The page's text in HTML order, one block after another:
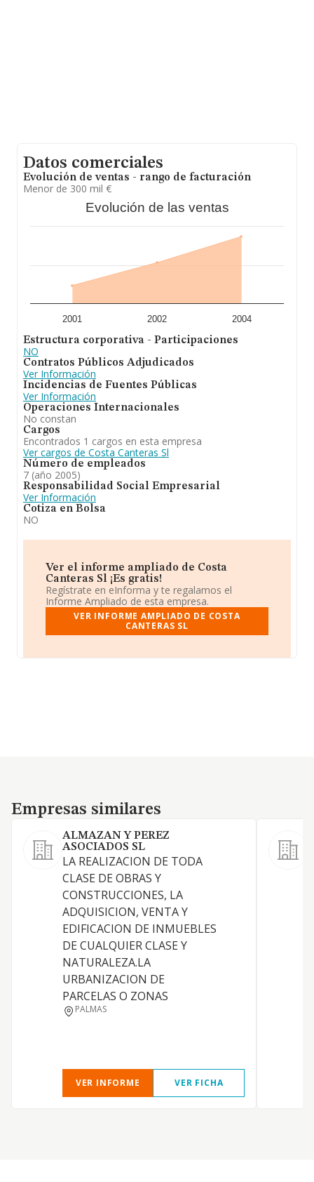
Datos comerciales
Evolución de ventas - rango de facturación
Menor de 300 mil €
Evolución de las ventas
2001 2002 2004
Estructura corporativa - Participaciones
NO
Contratos Públicos Adjudicados
Ver Información
Incidencias de Fuentes Públicas
Ver Información
Operaciones Internacionales
No constan
Cargos
Encontrados 1 cargos en esta empresa
Ver cargos de Costa Canteras Sl
Número de empleados
7 (año 2005)
Responsabilidad Social Empresarial
Ver Información
Cotiza en Bolsa
NO
Ver el informe ampliado de Costa
Canteras Sl ¡Es gratis!
Regístrate en eInforma y te regalamos el
Informe Ampliado de esta empresa.
VER INFORME AMPLIADO DE COSTA
CANTERAS SL
Empresas similares
Empresas similares
ALMAZAN Y PEREZ
ASOCIADOS SL
LA REALIZACION DE TODA
CLASE DE OBRAS Y
CONSTRUCCIONES, LA
ADQUISICION, VENTA Y
EDIFICACION DE INMUEBLES
DE CUALQUIER CLASE Y
NATURALEZA.LA
URBANIZACION DE
PARCELAS O ZONAS
PALMAS
VER INFORME VER FICHA